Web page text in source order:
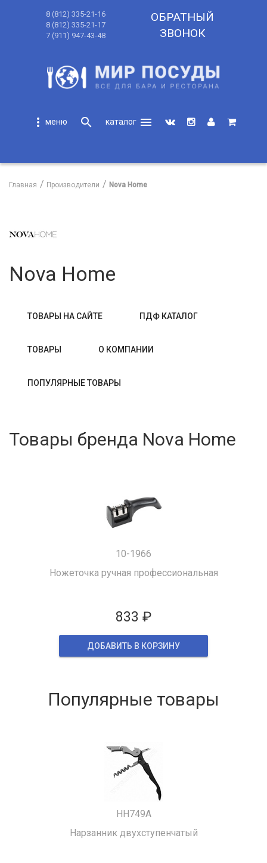
8 (812) 335-21-16
8 (812) 335-21-17
7 (911) 947-43-48
ОБРАТНЫЙ
ЗВОНОК
more_vert search
menu
Главная Производители Nova Home
Nova Home
ТОВАРЫ НА САЙТЕ ПДФ КАТАЛОГ
ТОВАРЫ О КОМПАНИИ
ПОПУЛЯРНЫЕ ТОВАРЫ
Товары бренда Nova Home
10-1966
Ножеточка ручная профессиональная
833 ₽
ДОБАВИТЬ В КОРЗИНУ
Популярные товары
HH749A
Нарзанник двухступенчатый